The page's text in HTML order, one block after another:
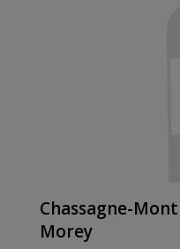
Chassagne-
Morey